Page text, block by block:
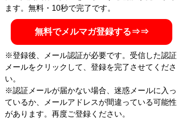
ます。無料・10秒で完了です。
無料でメルマガ登録する⇒⇒
※登録後、メール認証が必要です。受信した認証
メールをクリックして、登録を完了させてくださ
い。
※認証メールが届かない場合、迷惑メールに入っ
ているか、メールアドレスが間違っている可能性
があります。再度ご登録ください。